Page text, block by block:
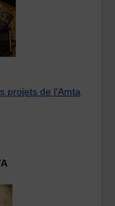
projets de l’Amta